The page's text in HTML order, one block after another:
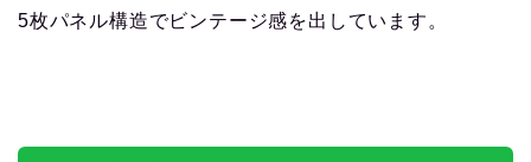
5枚パネル構造でビンテージ感を出しています。